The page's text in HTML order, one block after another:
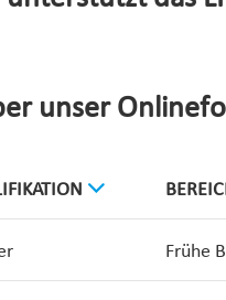
unser
Frühe